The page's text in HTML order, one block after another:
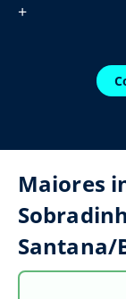
+
Maiores
Santana/